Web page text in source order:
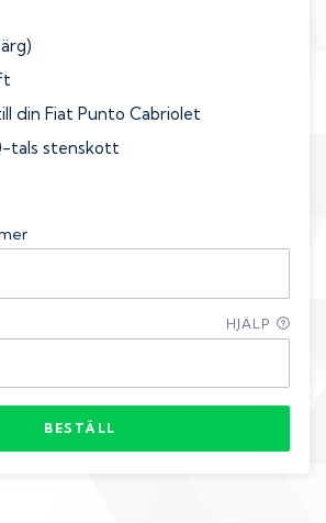
din Fiat Punto Cabriolet
tals stenskott
HJÄLP
BESTÄLL